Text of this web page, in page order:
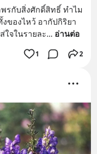
รกับสิ่งศักดิ์สิทธิ์ ทำไม
ของไหว้ อากัปกิริยา
จในรายละ... อ่านต่อ
1 2